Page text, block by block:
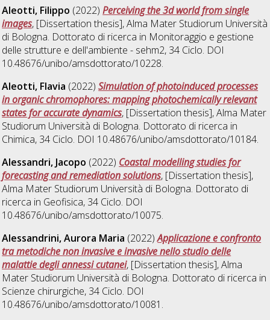
Aleotti, Filippo (2022)Perceiving the 3d world from single
images, [Dissertation thesis], Alma Mater Studiorum Università
di Bologna. Dottorato di ricerca in Monitoraggio e gestione
delle strutture e dell'ambiente - sehm2, 34 Ciclo. DOI
10.48676/unibo/amsdottorato/10228.
Aleotti, Flavia (2022)Simulation of photoinduced processes
in organic chromophores: mapping photochemically relevant
states for accurate dynamics, [Dissertation thesis], Alma Mater
Studiorum Università di Bologna. Dottorato di ricerca in
Chimica, 34 Ciclo. DOI 10.48676/unibo/amsdottorato/10184.
Alessandri, Jacopo (2022) Coastal modelling studies for
forecasting and remediation solutions, [Dissertation thesis],
Alma Mater Studiorum Università di Bologna. Dottorato di
ricerca in Geofisica, 34 Ciclo. DOI
10.48676/unibo/amsdottorato/10075.
Alessandrini, Aurora Maria (2022)Applicazione e confronto
tra metodiche non invasive e invasive nello studio delle
malattie degli annessi cutanei, [Dissertation thesis], Alma
Mater Studiorum Università di Bologna. Dottorato di ricerca in
Scienze chirurgiche, 34 Ciclo. DOI
10.48676/unibo/amsdottorato/10081.